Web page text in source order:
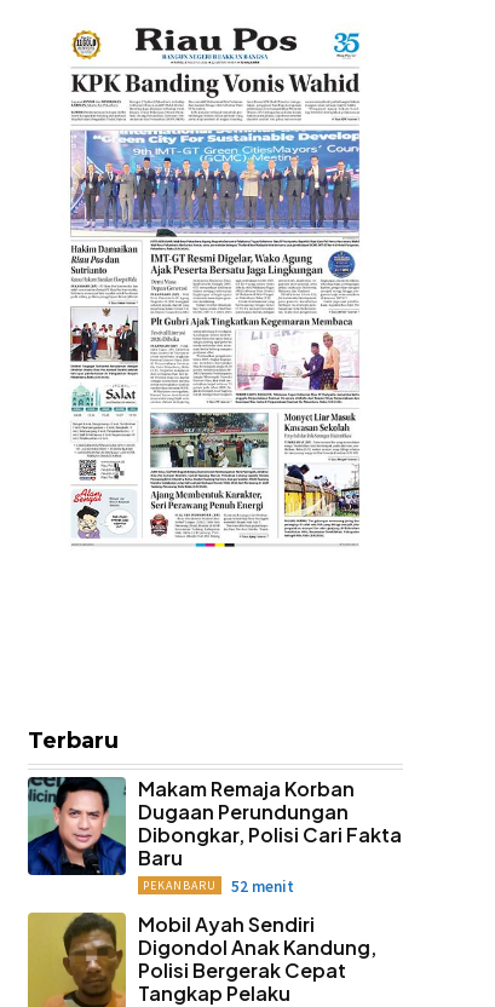
Terbaru
Makam Remaja Korban
Dugaan Perundungan
Dibongkar, Polisi Cari Fakta
Baru
PEKANBARU 52 menit
Mobil Ayah Sendiri
Digondol Anak Kandung,
Polisi Bergerak Cepat
Tangkap Pelaku